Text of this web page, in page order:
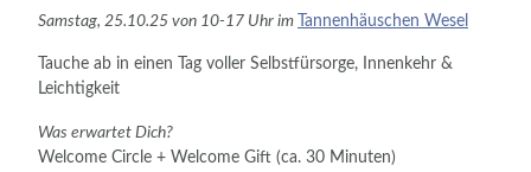
Samstag, 25.10.25 von 10-17 Uhr im Tannenhäuschen Wesel
Tauche ab in einen Tag voller Selbstfürsorge, Innenkehr &
Leichtigkeit
Was erwartet Dich?
Welcome Circle + Welcome Gift (ca. 30 Minuten)